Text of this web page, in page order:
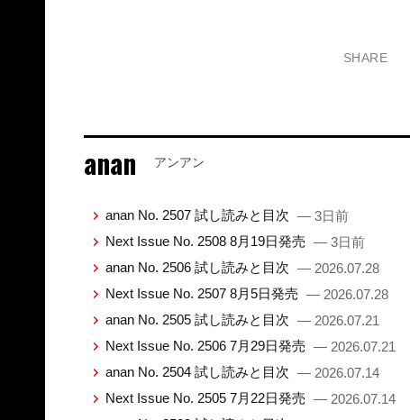
SHARE
anan アンアン
anan No. 2507 試し読みと目次 — 3日前
Next Issue No. 2508 8月19日発売 — 3日前
anan No. 2506 試し読みと目次 — 2026.07.28
Next Issue No. 2507 8月5日発売 — 2026.07.28
anan No. 2505 試し読みと目次 — 2026.07.21
Next Issue No. 2506 7月29日発売 — 2026.07.21
anan No. 2504 試し読みと目次 — 2026.07.14
Next Issue No. 2505 7月22日発売 — 2026.07.14